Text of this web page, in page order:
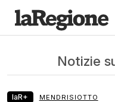
Notizie
laR+ MENDRISIOTTO